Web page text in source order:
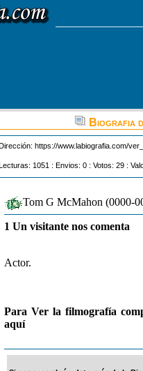
Biografia
https://www.labiografia.com/
1051 : Envios: 0 : Votos: 29 :
Tom G McMahon (0000-
1 Un visitante nos comenta
Actor.
Para Ver la filmografía
aquí